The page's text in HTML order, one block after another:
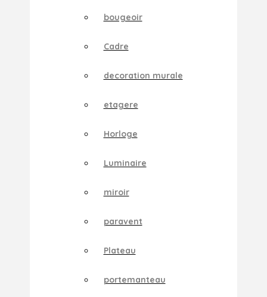
bougeoir
Cadre
decoration murale
etagere
Horloge
Luminaire
miroir
paravent
Plateau
portemanteau